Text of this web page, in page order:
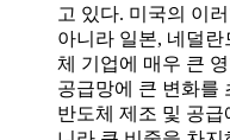
고 있다. 미국의 이
아니라 일본, 네덜
체 기업에 매우 큰
공급망에 큰 변화를
반도체 제조 및 공